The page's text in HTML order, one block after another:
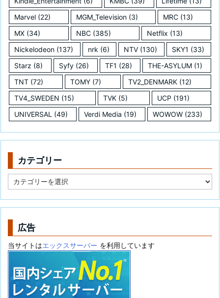
Marvel (22) MGM_Television(3) MRC (13)
MX (34) NBC (385) Netflix (13)
Nickelodeon (137) nrk (6) NTV (130) SKY1 (33)
Starz (8) Syfy(26) TF1 (28) THE-ASYLUM (1)
TNT (72) TOMY (7) TV2_DENMARK (12)
TV4_SWEDEN (15) TVK (5) UCP (191)
UNIVERSAL (49) Verdi Media (19) WOWOW (233)
カテゴリー
テ
リ
広告
当サイトはエックスサーバー を利用しています